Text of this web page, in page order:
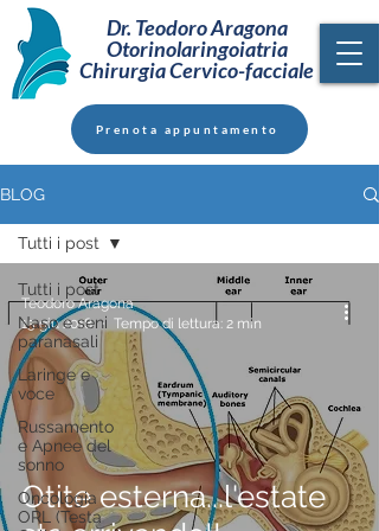
Dr. Teodoro Aragona
Otorinolaringoiatria
Chirurgia Cervico-facciale
Prenota appuntamento
BLOG
Tutti i post
Naso e seni
paranasali
Laringe e
voce
Russamento
e Apnee del
sonno
Oncologia
ORL (Testa
Tutti i post
Otite esterna...l'estate
Teodoro Aragona
15 giu 2018
Tempo di lettura: 2 min